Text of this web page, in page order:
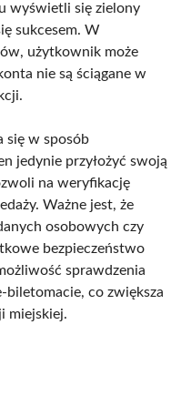
wyświetli się zielony
sukcesem. W
użytkownik może
nie są ściągane w
się w sposób
jedynie przyłożyć swoją
na weryfikację
Ważne jest, że
osobowych czy
bezpieczeństwo
sprawdzenia
co zwiększa
miejskiej.